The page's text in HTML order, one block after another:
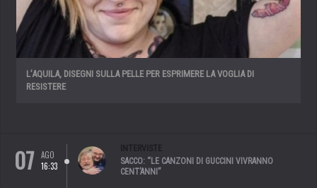
L’AQUILA, DISEGNI SULLA PELLE PER ESPRIMERE LA VOGLIA DI
RESISTERE
07
AGO
16:33
INTERVISTE
SACCO: “LE CANZONI DI GUCCINI VIVRANNO
CENT’ANNI”